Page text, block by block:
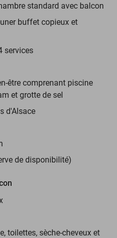
standard avec balcon
buffet copieux et
services
être comprenant piscine
et grotte de sel
d'Alsace
de disponibilité)
toilettes, sèche-cheveux et